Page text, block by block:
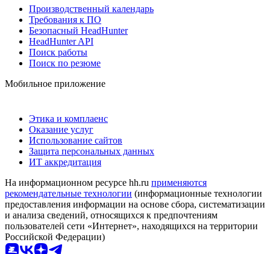
Производственный календарь
Требования к ПО
Безопасный HeadHunter
HeadHunter API
Поиск работы
Поиск по резюме
Мобильное приложение
Этика и комплаенс
Оказание услуг
Использование сайтов
Защита персональных данных
ИТ аккредитация
На информационном ресурсе hh.ru применяются
рекомендательные технологии (информационные технологии
предоставления информации на основе сбора, систематизации
и анализа сведений, относящихся к предпочтениям
пользователей сети «Интернет», находящихся на территории
Российской Федерации)